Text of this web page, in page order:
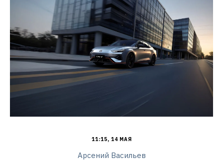
11:15, 14 МАЯ
Арсений Васильев